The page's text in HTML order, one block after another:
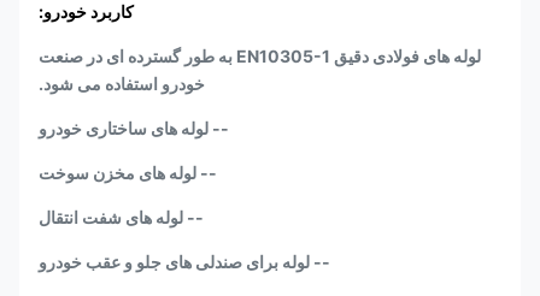
کاربرد خودرو:
لوله های فولادی دقیق EN10305-1 به طور گسترده ای در صنعت
خودرو استفاده می شود.
-- لوله های ساختاری خودرو
-- لوله های مخزن سوخت
-- لوله های شفت انتقال
-- لوله برای صندلی های جلو و عقب خودرو